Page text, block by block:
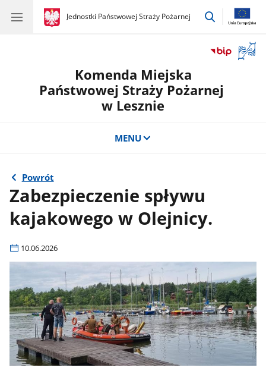
gov.pl
Jednostki Państwowej Straży Pożarnej
gov.pl
Jednostki
przejdź
okno
Komenda Miejska
Państwowej Straży Pożarnej
w Lesznie
MENU
Powrót
Zabezpieczenie spływu
kajakowego w Olejnicy.
10.06.2026